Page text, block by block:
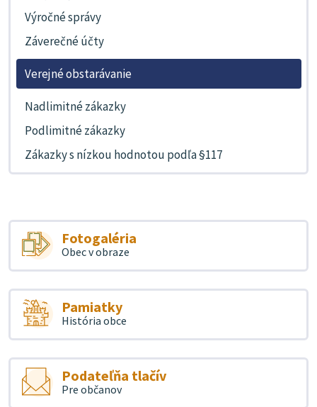
Výročné správy
Záverečné účty
Verejné obstarávanie
Nadlimitné zákazky
Podlimitné zákazky
Zákazky s nízkou hodnotou podľa §117
Fotogaléria
Obec v obraze
Pamiatky
História obce
Podateľňa tlačív
Pre občanov